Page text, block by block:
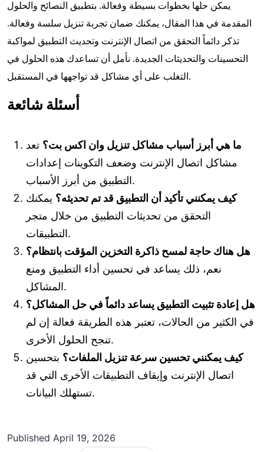
يمكن حلها بخطوات بسيطة وفعالة. بتطبيق النصائح والحلول
المقدمة في هذا المقال، يمكنك ضمان تجربة تنزيل سلسة وفعالة.
تذكر دائماً التحقق من اتصال الإنترنت وتحديث التطبيق لمواكبة
التحسينات والتحديثات الجديدة. نأمل أن تساعدك هذه الحلول في
التغلب على أي مشاكل قد تواجهها في المستقبل.
أسئلة شائعة
ما هي أبرز أسباب مشاكل تنزيل وان اكس بت؟ تعد
مشاكل اتصال الإنترنت وضعف التكوينات إعدادات
التطبيق من أبرز الأسباب.
كيف يمكنني تأكيد أن التطبيق قد تم تحديثه؟ يمكنك
التحقق من تحديثات التطبيق من خلال متجر
التطبيقات.
هل هناك حاجة لمسح ذاكرة التخزين المؤقت بانتظام؟
نعم، ذلك يساعد في تحسين أداء التطبيق ومنع
المشاكل.
هل إعادة تثبيت التطبيق يساعد دائماً في حل المشاكل؟
في الكثير من الحالات، تعتبر هذه الطريقة فعالة إن لم
تنجح الحلول الأخرى.
كيف يمكنني تحسين سرعة تنزيل الملفات؟ بتحسين
اتصال الإنترنت وإيقاف التطبيقات الأخرى التي قد
تستهلك البيانات.
Published April 19, 2026